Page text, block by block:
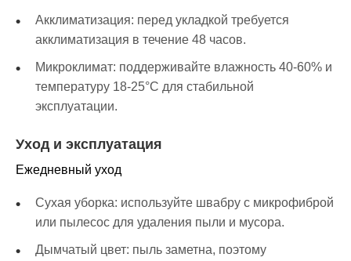
Акклиматизация: перед укладкой требуется
акклиматизация в течение 48 часов.
Микроклимат: поддерживайте влажность 40-60% и
температуру 18-25°C для стабильной
эксплуатации.
Уход и эксплуатация
Ежедневный уход
Сухая уборка: используйте швабру с микрофиброй
или пылесос для удаления пыли и мусора.
Дымчатый цвет: пыль заметна, поэтому